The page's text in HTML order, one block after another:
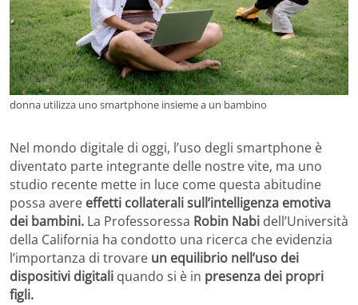
donna utilizza uno smartphone insieme a un bambino
Nel mondo digitale di oggi, l’uso degli smartphone è
diventato parte integrante delle nostre vite, ma uno
studio recente mette in luce come questa abitudine
possa avere effetti collateralisull’intelligenza emotiva
dei bambini. La Professoressa Robin Nabi dell’Università
della California ha condotto una ricerca che evidenzia
l’importanza di trovare un equilibrio nell’uso dei
dispositivi digitali quando si è in presenza dei propri
figli.